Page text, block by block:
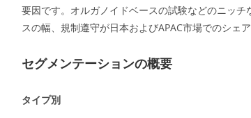
要因です。オルガノイドベースの試験などのニッ
スの幅、規制遵守が日本およびAPAC市場でのシェ
セグメンテーションの概要
タイプ別